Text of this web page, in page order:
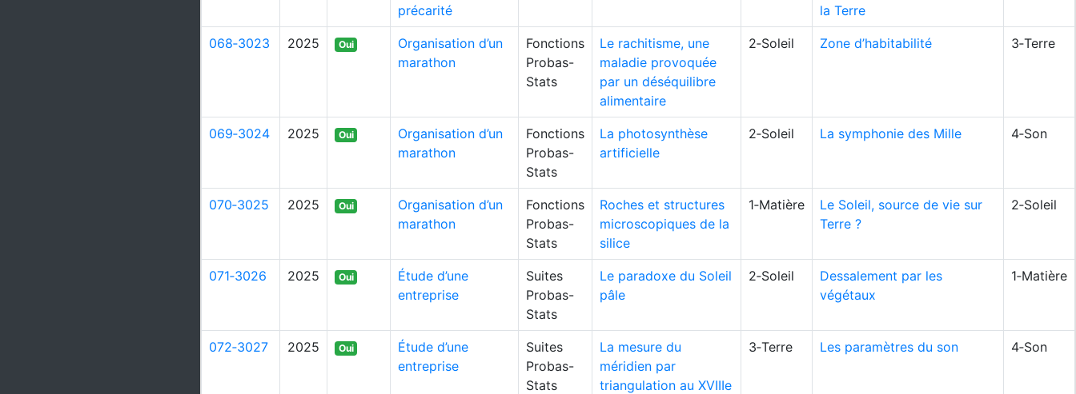
précarité
la Terre
068‑3023 2025 Oui
Organisation d’un
marathon
Fonctions
Probas-
Stats
Le rachitisme, une
maladie provoquée
par un déséquilibre
alimentaire
2‑Soleil Zone d’habitabilité 3‑Terre
069‑3024 2025 Oui
Organisation d’un
marathon
Fonctions
Probas-
Stats
La photosynthèse
artificielle
2‑Soleil La symphonie des Mille 4‑Son
070‑3025 2025 Oui
Organisation d’un
marathon
Fonctions
Probas-
Stats
Roches et structures
microscopiques de la
silice
1‑Matière
Le Soleil, source de vie sur
Terre ?
2‑Soleil
071‑3026 2025 Oui
Étude d’une
entreprise
Suites
Probas-
Stats
Le paradoxe du Soleil
pâle
2‑Soleil
Dessalement par les
végétaux
1‑Matière
072‑3027 2025 Oui
Étude d’une
entreprise
Suites
Probas-
Stats
La mesure du
méridien par
triangulation au XVIIIe
3‑Terre Les paramètres du son 4‑Son